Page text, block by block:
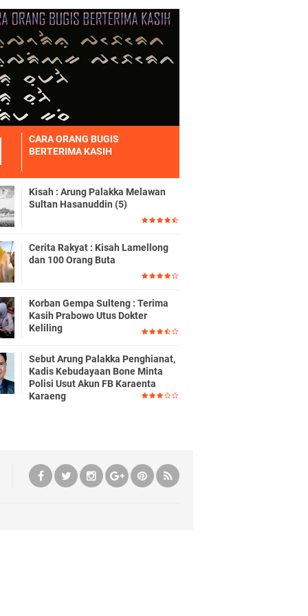
CARA ORANG BUGIS
BERTERIMA KASIH
Kisah : Arung Palakka Melawan
Sultan Hasanuddin (5)
Cerita Rakyat : Kisah Lamellong
dan 100 Orang Buta
Korban Gempa Sulteng : Terima
Kasih Prabowo Utus Dokter
Keliling
Sebut Arung Palakka Penghianat,
Kadis Kebudayaan Bone Minta
Polisi Usut Akun FB Karaenta
Karaeng